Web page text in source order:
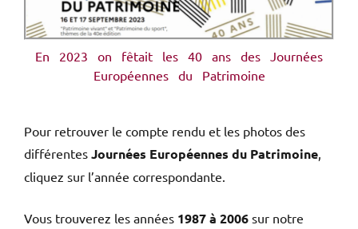
En 2023 on fêtait les 40 ans des Journées
Européennes du Patrimoine
Pour retrouver le compte rendu et les photos des
différentes Journées Européennes du Patrimoine,
cliquez sur l’année correspondante.
Vous trouverez les années 1987 à 2006 sur notre